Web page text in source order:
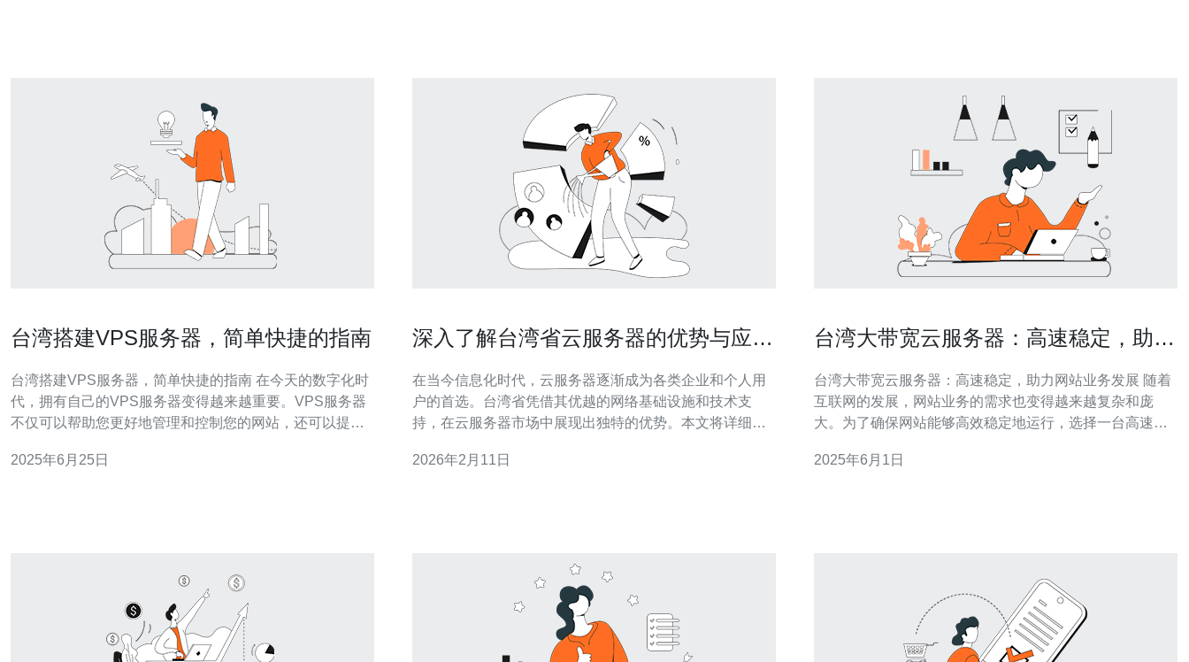
台湾搭建VPS服务器，简单快捷的指南
台湾搭建VPS服务器，简单快捷的指南 在今天的数字化时
代，拥有自己的VPS服务器变得越来越重要。VPS服务器
不仅可以帮助您更好地管理和控制您的网站，还可以提高
VPS服务器，让您可以轻松快速地开始。 在搭建VPS服务
2025年6月25日
深入了解台湾省云服务器的优势与应用
在当今信息化时代，云服务器逐渐成为各类企业和个人用
户的首选。台湾省凭借其优越的网络基础设施和技术支
持，在云服务器市场中展现出独特的优势。本文将详细探
这一技术。 1. 台湾省云服务器的基础设施优势 台湾省的云
2026年2月11日
台湾大带宽云服务器：高速稳定，助力
台湾大带宽云服务器：高速稳定，助力网站业务发展 随着
互联网的发展，网站业务的需求也变得越来越复杂和庞
大。为了确保网站能够高效稳定地运行，选择一台高速稳
提供大带宽云服务器，其高速稳定的性能受到了广大用户
2025年6月1日